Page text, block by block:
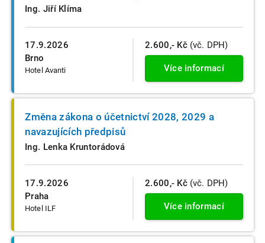
17.9.2026
Brno
Hotel Avanti
Ing. Jiří Klíma
2.600,- Kč (vč. DPH)
Více informací
17.9.2026
Praha
Hotel ILF
Změna zákona o účetnictví 2028, 2029 a
navazujících předpisů
Ing. Lenka Kruntorádová
2.600,- Kč (vč. DPH)
Více informací